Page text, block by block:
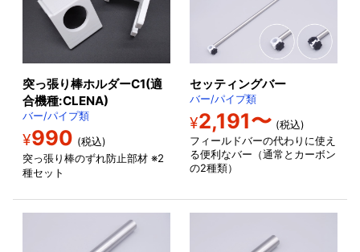
突っ張り棒ホルダーC1(適
合機種:CLENA)
バー/パイプ類
¥990 (税込)
突っ張り棒のずれ防止部材 ※2
種セット
セッティングバー
バー/パイプ類
¥2,191〜 (税込)
フィールドバーの代わりに使え
る便利なバー（通常とカーボン
の2種類）